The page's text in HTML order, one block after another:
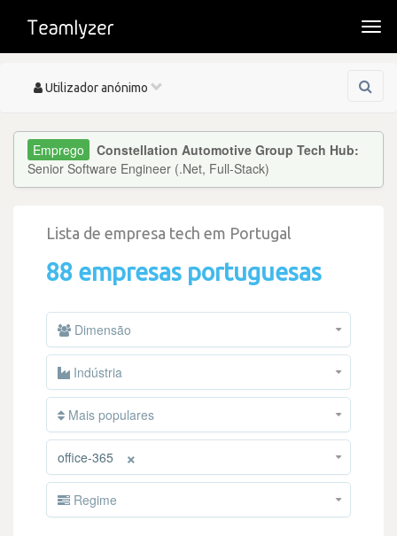
Toggle
Utilizador anónimo
Constellation Automotive Group Tech Hub:
Senior Software Engineer (.Net, Full-Stack)
Lista de empresa tech em Portugal
88 empresas portuguesas
Dimensão
Indústria
Mais populares
×
office-365
Regime